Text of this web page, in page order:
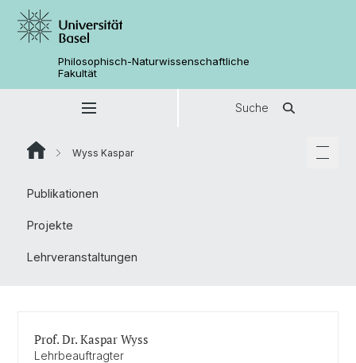
Philosophisch-Naturwissenschaftliche
Fakultät
Suche
Wyss Kaspar
Publikationen
Projekte
Lehrveranstaltungen
Prof. Dr. Kaspar Wyss
Lehrbeauftragter